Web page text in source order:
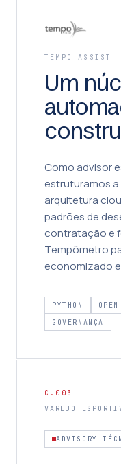
TEMPO ASSIST
Um
Como advisor
estruturamos a
arquitetura
padrões de
contratação e
Tempômetro
economizado
PYTHON
GOVERNANÇA
C.003
VAREJO
ADVISORY